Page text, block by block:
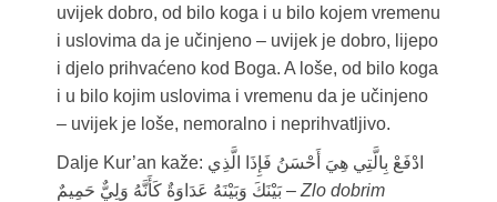
uvijek dobro, od bilo koga i u bilo kojem vremenu
i uslovima da je učinjeno – uvijek je dobro, lijepo
i djelo prihvaćeno kod Boga. A loše, od bilo koga
i u bilo kojim uslovima i vremenu da je učinjeno
– uvijek je loše, nemoralno i neprihvatljivo.
Dalje Kur’an kaže: ادْفَعْ بِالَّتِي هِيَ أَحْسَنُ فَإِذَا الَّذِي
بَيْنَكَ وَبَيْنَهُ عَدَاوَةٌ كَأَنَّهُ وَلِيٌّ حَمِيمٌ – Zlo dobrim